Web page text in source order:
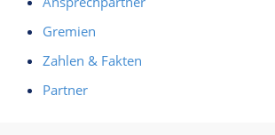
Gremien
Zahlen & Fakten
Partner